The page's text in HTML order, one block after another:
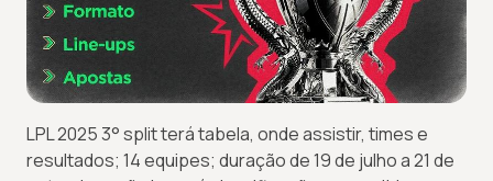
LPL 2025 3° split terá tabela, onde assistir, times e
resultados; 14 equipes; duração de 19 de julho a 21 de